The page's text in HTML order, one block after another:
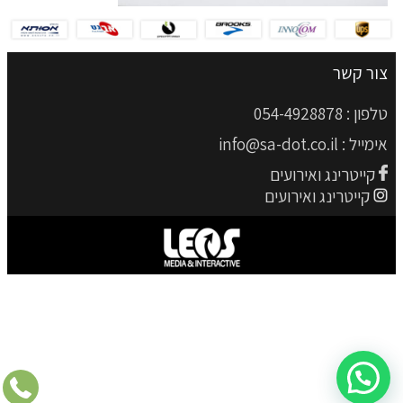
צור קשר
טלפון : 054-4928878
אימייל : info@sa-dot.co.il
קייטרינג ואירועים
קייטרינג ואירועים